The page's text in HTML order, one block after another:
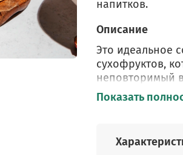
напитков.
Описание
Это идеальное
сухофруктов,
неповторимый
фрукты мы
Состав:
Показать